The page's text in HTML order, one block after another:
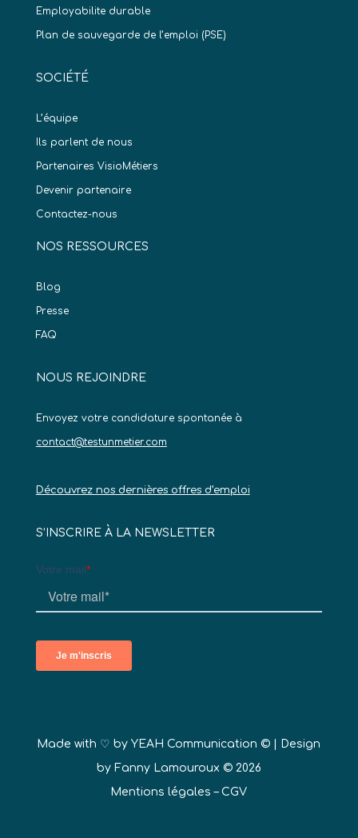
Employabilite durable
Plan de sauvegarde de l’emploi (PSE)
SOCIÉTÉ
L’équipe
Ils parlent de nous
Partenaires VisioMétiers
Devenir partenaire
Contactez-nous
NOS RESSOURCES
Blog
Presse
FAQ
NOUS REJOINDRE
Envoyez votre candidature spontanée à
contact@testunmetier.com
Découvrez nos dernières offres d’emploi
S’INSCRIRE À LA NEWSLETTER
Made with ♡ byYEAH Communication © | Design
by Fanny Lamouroux © 2026
Mentions légales –CGV